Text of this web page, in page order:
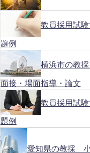
教員採用試
題例
横浜市の教
面接・場面指導・論文
教員採用試
題例
愛知県の教採 小